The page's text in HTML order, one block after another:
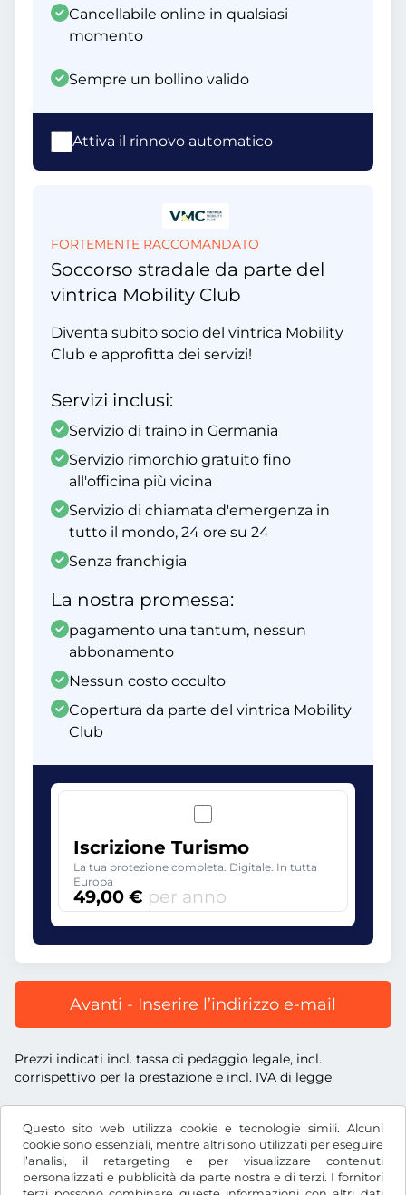
Questo sito web utilizza cookie e tecnologie simili. Alcuni
cookie sono essenziali, mentre altri sono utilizzati per eseguire
l’analisi, il retargeting e per visualizzare contenuti
personalizzati e pubblicità da parte nostra e di terzi. I fornitori
Cancellabile online in qualsiasi
momento
Sempre un bollino valido
Attiva il rinnovo automatico
FORTEMENTE RACCOMANDATO
Soccorso stradale da parte del
vintrica Mobility Club
Diventa subito socio del vintrica Mobility
Club e approfitta dei servizi!
Servizi inclusi:
Servizio di traino in Germania
Servizio rimorchio gratuito fino
all'officina più vicina
Servizio di chiamata d'emergenza in
tutto il mondo, 24 ore su 24
Senza franchigia
La nostra promessa:
pagamento una tantum, nessun
abbonamento
Nessun costo occulto
Copertura da parte del vintrica Mobility
Club
Iscrizione Turismo
La tua protezione completa. Digitale. In tutta
Europa
49,00 € per anno
Avanti - Inserire l’indirizzo e-mail
Prezzi indicati incl. tassa di pedaggio legale, incl.
corrispettivo per la prestazione e incl. IVA di legge
€EUR